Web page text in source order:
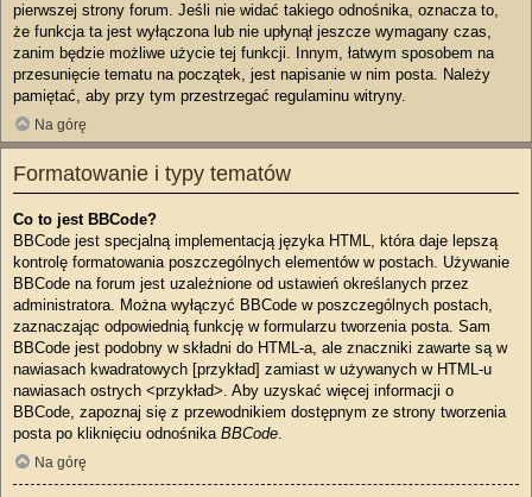
pierwszej strony forum. Jeśli nie widać takiego odnośnika, oznacza to,
że funkcja ta jest wyłączona lub nie upłynął jeszcze wymagany czas,
zanim będzie możliwe użycie tej funkcji. Innym, łatwym sposobem na
przesunięcie tematu na początek, jest napisanie w nim posta. Należy
pamiętać, aby przy tym przestrzegać regulaminu witryny.
Na górę
Formatowanie i typy tematów
Co to jest BBCode?
BBCode jest specjalną implementacją języka HTML, która daje lepszą
kontrolę formatowania poszczególnych elementów w postach. Używanie
BBCode na forum jest uzależnione od ustawień określanych przez
administratora. Można wyłączyć BBCode w poszczególnych postach,
zaznaczając odpowiednią funkcję w formularzu tworzenia posta. Sam
BBCode jest podobny w składni do HTML-a, ale znaczniki zawarte są w
nawiasach kwadratowych [przykład] zamiast w używanych w HTML-u
nawiasach ostrych <przykład>. Aby uzyskać więcej informacji o
BBCode, zapoznaj się z przewodnikiem dostępnym ze strony tworzenia
posta po kliknięciu odnośnika BBCode.
Na górę